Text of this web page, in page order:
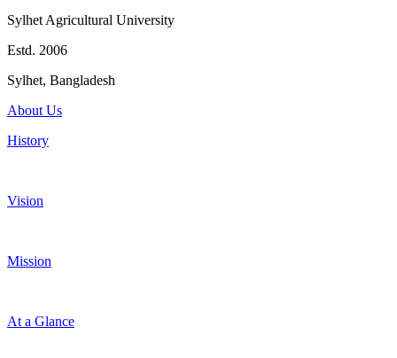
Sylhet Agricultural University
Estd. 2006
Sylhet, Bangladesh
About Us
History
Vision
Mission
At a Glance